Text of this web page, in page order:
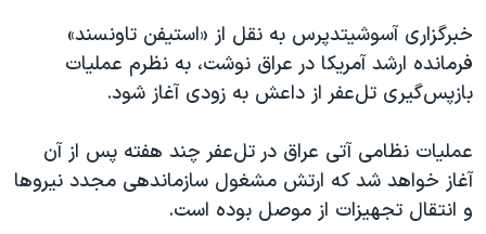
چهل سال گروگان‌گیری
قانون شفافیت دارائی کادر رهبری ایران
اعتراضات مردمی آبان ۹۸
اسرائیل در جنگ
نرگس محمدی برنده جایزه نوبل صلح
همایش محافظه‌کاران آمریکا «سی‌پک»
خبرگزاری آسوشیتدپرس به نقل از «استیفن تاونسند»
فرمانده ارشد آمریکا در عراق نوشت، به نظرم عملیات
بازپس‌گیری تل‌عفر از داعش به زودی آغاز شود.
عملیات نظامی آتی عراق در تل‌عفر چند هفته پس از آن
آغاز خواهد شد که ارتش مشغول سازماندهی مجدد نیروها
و انتقال تجهیزات از موصل بوده است.